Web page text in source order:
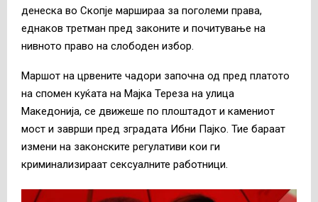
денеска во Скопје маршираа за поголеми права,
еднаков третман пред законите и почитување на
нивното право на слободен избор.
Маршот на црвените чадори започна од пред платото
на спомен куќата на Мајка Тереза на улица
Македонија, се движеше по плоштадот и камениот
мост и заврши пред зградата Ибни Пајко. Тие бараат
измени на законските регулативи кои ги
криминализираат сексуалните работници.